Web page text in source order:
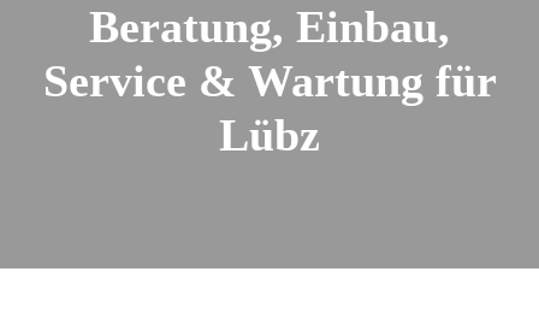
Beratung, Einbau,
Service & Wartung für
Lübz